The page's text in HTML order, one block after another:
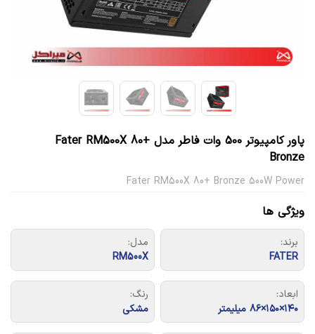
پاور کامپیوتر 500 وات فاطر مدل Fater RM500X 80+
Bronze
Fater RM500X 80+ Bronze 500W Power
ویژگی ها
برند:
FATER
مدل:
RM500X
ابعاد:
۱۴۰×۱۵۰×۸۶ میلیمتر
رنگ:
مشکی